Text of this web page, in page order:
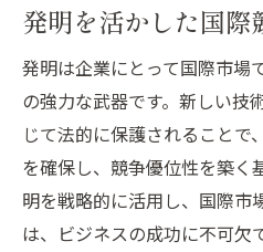
発明を活かした国際
発明は企業にとって国際市場
の強力な武器です。新しい技
じて法的に保護されることで
を確保し、競争優位性を築く
明を戦略的に活用し、国際市
は、ビジネスの成功に不可欠